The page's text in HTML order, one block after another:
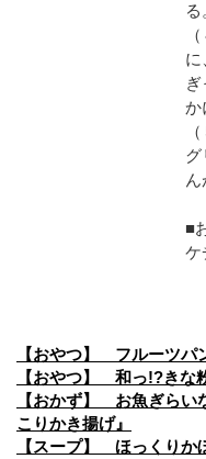
る
に
か
グ
ん
■
ケ
【おやつ】 フルーツパ
【おやつ】 和っ!?きな
【おかず】 お魚ぎらい
こりかき揚げ』
【スープ】 ほっくりか